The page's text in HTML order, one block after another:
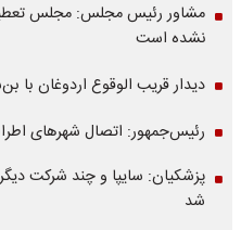
مشاور رئیس مجلس: مجلس
نشده است
دیدار قریب الوقوع اردوغان با
رئیس‌جمهور: اتصال شهرهای
پزشکیان: سایپا و چند شرکت
شد